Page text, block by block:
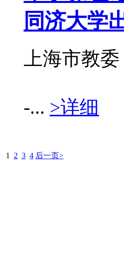
同济大学
上海市教
-... >详细
1 2 3 4 后一页>